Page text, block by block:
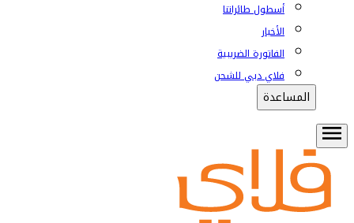
أسطول طائراتنا
الأخبار
الفاتورة الضريبية
فلاي دبي للشحن
المساعدة